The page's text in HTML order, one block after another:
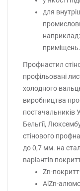
для
приміщень.
Профнастил
профільовані
холодного
виробництва
постачальників
Бельгії,
стінового
до 0,7 мм. на
варіантів
Zn-
AlZn-